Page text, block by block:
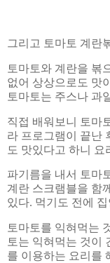
그리고 토마토 계란
토마토와 계란을 볶
없어 상상으로도 맛
토마토는 주스나 과
직접 배워보니 토마
라 프로그램이 끝난
도 맛있다고 하니
파기름을 내서 토마
계란 스크램블을 함
있다. 먹기도 전에
토마토를 익혀먹는
토는 익혀먹는 것이
를 이용하는 요리를